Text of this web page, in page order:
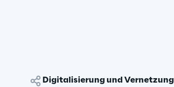
Digitalisierung und Vernetzung